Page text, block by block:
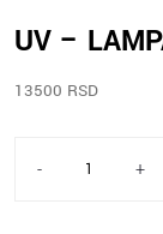
UV –
13500 RSD
- +